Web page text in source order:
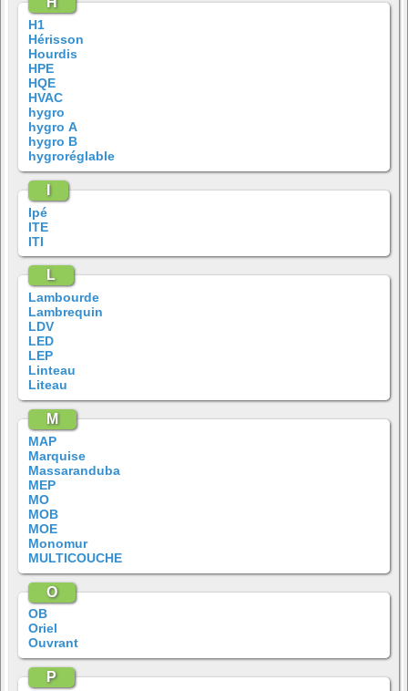
H1
Hérisson
Hourdis
HPE
HQE
HVAC
hygro
hygro A
hygro B
hygroréglable
I
Ipé
ITE
ITI
L
Lambourde
Lambrequin
LDV
LED
LEP
Linteau
Liteau
M
MAP
Marquise
Massaranduba
MEP
MO
MOB
MOE
Monomur
MULTICOUCHE
O
OB
Oriel
Ouvrant
P